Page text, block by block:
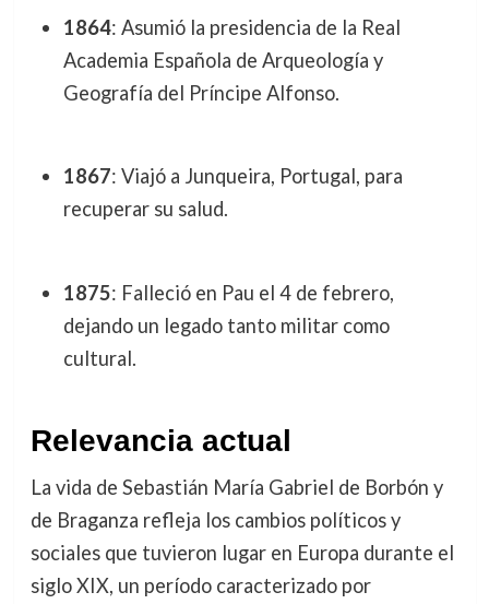
1864: Asumió la presidencia de la Real
Academia Española de Arqueología y
Geografía del Príncipe Alfonso.
1867: Viajó a Junqueira, Portugal, para
recuperar su salud.
1875: Falleció en Pau el 4 de febrero,
dejando un legado tanto militar como
cultural.
Relevancia actual
La vida de Sebastián María Gabriel de Borbón y
de Braganza refleja los cambios políticos y
sociales que tuvieron lugar en Europa durante el
siglo XIX, un período caracterizado por